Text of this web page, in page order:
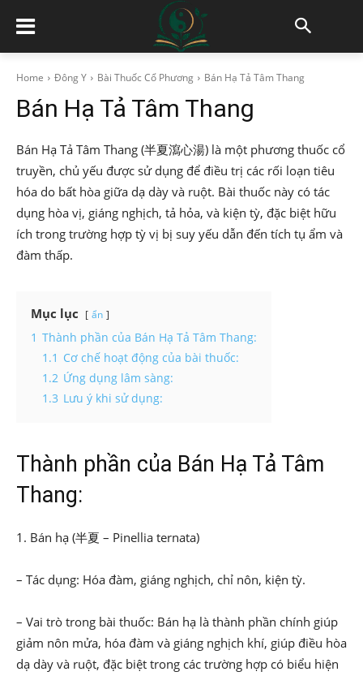
Home Đông Y Bài Thuốc Cổ Phương Bán Hạ Tả Tâm Thang
Bán Hạ Tả Tâm Thang
Bán Hạ Tả Tâm Thang (半夏瀉心湯) là một phương thuốc cổ
truyền, chủ yếu được sử dụng để điều trị các rối loạn tiêu
hóa do bất hòa giữa dạ dày và ruột. Bài thuốc này có tác
dụng hòa vị, giáng nghịch, tả hỏa, và kiện tỳ, đặc biệt hữu
ích trong trường hợp tỳ vị bị suy yếu dẫn đến tích tụ ẩm và
đàm thấp.
Mục lục ẩn
1 Thành phần của Bán Hạ Tả Tâm Thang:
1.1 Cơ chế hoạt động của bài thuốc:
1.2 Ứng dụng lâm sàng:
1.3 Lưu ý khi sử dụng:
Thành phần của Bán Hạ Tả Tâm
Thang:
1. Bán hạ (半夏 – Pinellia ternata)
– Tác dụng: Hóa đàm, giáng nghịch, chỉ nôn, kiện tỳ.
– Vai trò trong bài thuốc: Bán hạ là thành phần chính giúp
giảm nôn mửa, hóa đàm và giáng nghịch khí, giúp điều hòa
dạ dày và ruột, đặc biệt trong các trường hợp có biểu hiện